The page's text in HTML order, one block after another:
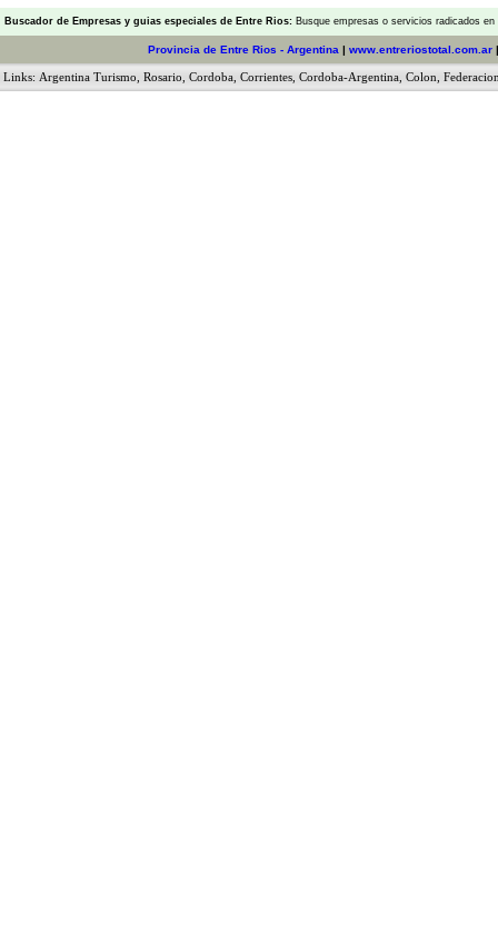
Buscador de Empresas y guias especiales de Entre Rios: Busque empresas o servicios radicados
Provincia de Entre Rios - Argentina | www.entreriostotal.com.ar
Links: Argentina Turismo Rosario Cordoba Corrientes Cordoba-Argentina Colon